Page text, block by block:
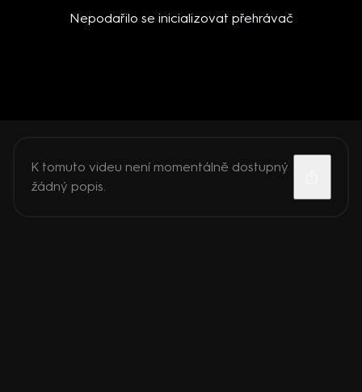
Nepodařilo se inicializovat přehrávač
K tomuto videu není momentálně dostupný
žádný popis.